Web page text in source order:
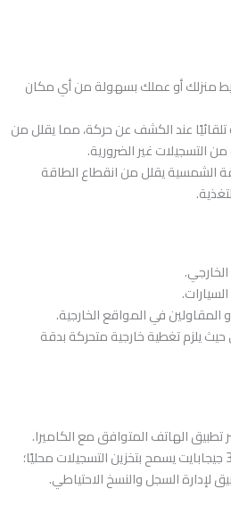
منزلك أو عملك بسهولة من أي مكان
عند الكشف عن حركة، مما يقلل من
التسجيلات غير الضرورية.
الشمسية يقلل من انقطاع الطاقة
المقاولين في المواقع الخارجية.
حيث يلزم تغطية خارجية متحركة بدقة
تطبيق الهاتف المتوافق مع الكاميرا.
التخزين المحلي بسعة 32 جيجابايت يسمح بتخزين التسجيلات محليًا؛
لإدارة السجل والنسخ الاحتياطي.